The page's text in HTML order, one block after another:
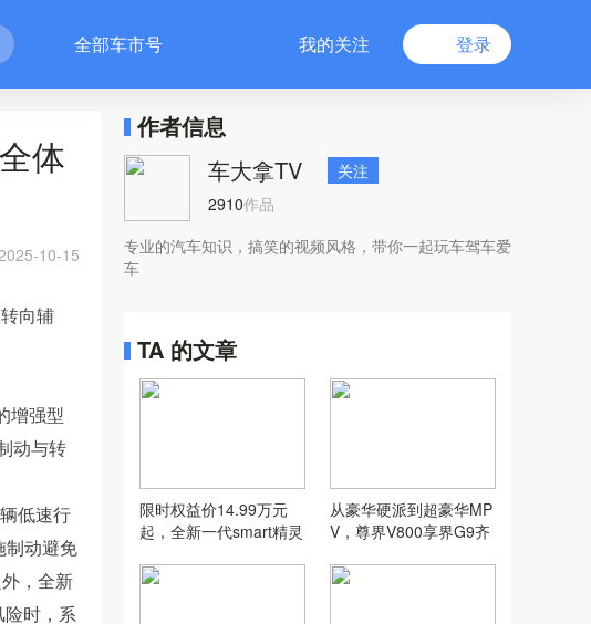
全部车市号 我的关注 登录
体
10-15
向辅
增强型
动与转
低速行
制动避免
，全新
险时，系
作者信息
车大拿TV
关注
2910作品
专业的汽车知识，搞笑的视频风格，带你一起玩车驾车爱
车
TA 的文章
限时权益价14.99万元
起，全新一代smart精灵
从豪华硬派到超豪华MP
V，尊界V800享界G9齐
扩张